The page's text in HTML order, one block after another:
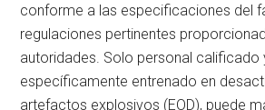
conforme a las especificaciones del
regulaciones pertinentes
autoridades. Solo personal calificado
específicamente entrenado en
artefactos explosivos (EOD), puede